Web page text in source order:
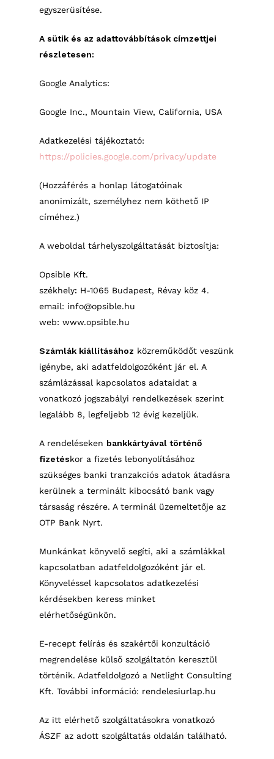
egyszerüsítése.
A sütik és az adattovábbítások címzettjei
részletesen:
Google Analytics:
Google Inc., Mountain View, California, USA
Adatkezelési tájékoztató:
https://policies.google.com/privacy/update
(Hozzáférés a honlap látogatóinak
anonimizált, személyhez nem köthető IP
címéhez.)
A weboldal tárhelyszolgáltatását biztosítja:
Opsible Kft.
székhely: H-1065 Budapest, Révay köz 4.
email: info@opsible.hu
web: www.opsible.hu
Számlák kiállításához közreműködőt veszünk
igénybe, aki adatfeldolgozóként jár el. A
számlázással kapcsolatos adataidat a
vonatkozó jogszabályi rendelkezések szerint
legalább 8, legfeljebb 12 évig kezeljük.
A rendeléseken bankkártyával történő
fizetéskor a fizetés lebonyolításához
szükséges banki tranzakciós adatok átadásra
kerülnek a terminált kibocsátó bank vagy
társaság részére. A terminál üzemeltetője az
OTP Bank Nyrt.
Munkánkat könyvelő segíti, aki a számlákkal
kapcsolatban adatfeldolgozóként jár el.
Könyveléssel kapcsolatos adatkezelési
kérdésekben keress minket
elérhetőségünkön.
E-recept felírás és szakértői konzultáció
megrendelése külső szolgáltatón keresztül
történik. Adatfeldolgozó a Netlight Consulting
Kft. További információ: rendelesiurlap.hu
Az itt elérhető szolgáltatásokra vonatkozó
ÁSZF az adott szolgáltatás oldalán található.